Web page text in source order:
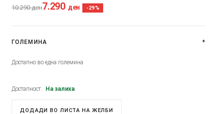
10.290ден7.290 ден -29%
ГОЛЕМИНА *
Достапно во една големина
Достапност: На залиха
ДОДАДИ ВО ЛИСТА НА ЖЕЛБИ